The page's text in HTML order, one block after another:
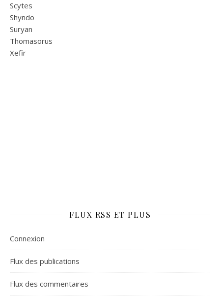
Scytes
Shyndo
Suryan
Thomasorus
Xefir
FLUX RSS ET PLUS
Connexion
Flux des publications
Flux des commentaires